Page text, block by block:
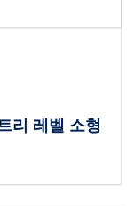
리 레벨 소형